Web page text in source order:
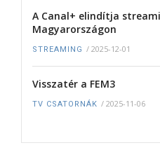
A Canal+ elindítja
Magyarországon
STREAMING / 2025-12-01
Visszatér a FEM3
TV CSATORNÁK / 2025-11-06